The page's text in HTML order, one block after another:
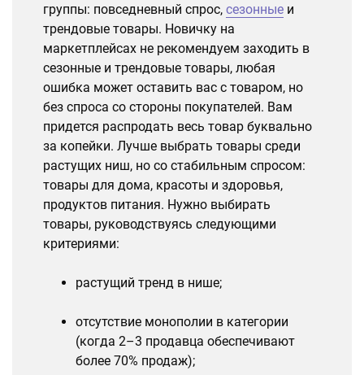
группы: повседневный спрос, сезонные и
трендовые товары. Новичку на
маркетплейсах не рекомендуем заходить в
сезонные и трендовые товары, любая
ошибка может оставить вас с товаром, но
без спроса со стороны покупателей. Вам
придется распродать весь товар буквально
за копейки. Лучше выбрать товары среди
растущих ниш, но со стабильным спросом:
товары для дома, красоты и здоровья,
продуктов питания. Нужно выбирать
товары, руководствуясь следующими
критериями:
растущий тренд в нише;
отсутствие монополии в категории
(когда 2–3 продавца обеспечивают
более 70% продаж);